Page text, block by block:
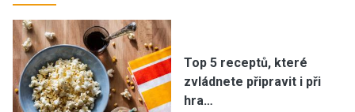
Top 5 receptů, které
zvládnete připravit i při
hra…